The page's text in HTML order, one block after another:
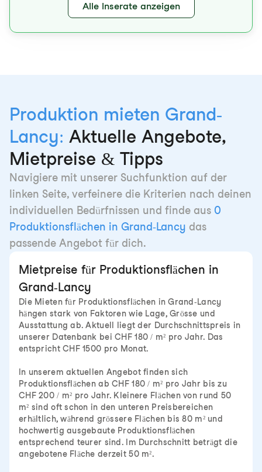
Alle Inserate anzeigen
Produktion mieten Grand-
Lancy: Aktuelle Angebote,
Mietpreise & Tipps
Navigiere mit unserer Suchfunktion auf der
linken Seite, verfeinere die Kriterien nach deinen
individuellen Bedürfnissen und finde aus 0
Produktionsflächen in Grand-Lancy das
passende Angebot für dich.
Mietpreise für Produktionsflächen in
Grand-Lancy
Die Mieten für Produktionsflächen in Grand-Lancy
hängen stark von Faktoren wie Lage, Grösse und
Ausstattung ab. Aktuell liegt der Durchschnittspreis in
unserer Datenbank bei CHF 180 / m² pro Jahr. Das
entspricht CHF 1500 pro Monat.
In unserem aktuellen Angebot finden sich
Produktionsflächen ab CHF 180 / m² pro Jahr bis zu
CHF 200 / m² pro Jahr. Kleinere Flächen von rund 50
m² sind oft schon in den unteren Preisbereichen
erhältlich, während grössere Flächen bis 80 m² und
hochwertig ausgebaute Produktionsflächen
entsprechend teurer sind. Im Durchschnitt beträgt die
angebotene Fläche derzeit 50 m².